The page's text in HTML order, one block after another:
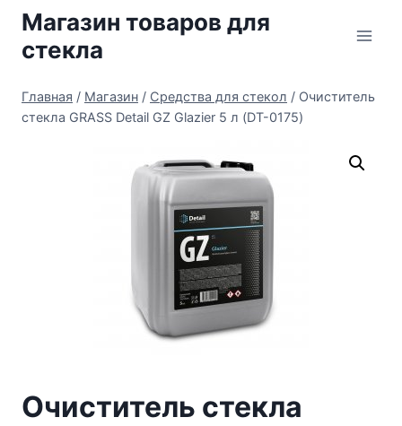
Перейти
содержимому
Магазин товаров для
стекла
Главная / Магазин / Средства для стекол / Очиститель
стекла GRASS Detail GZ Glazier 5 л (DT-0175)
Очиститель стекла